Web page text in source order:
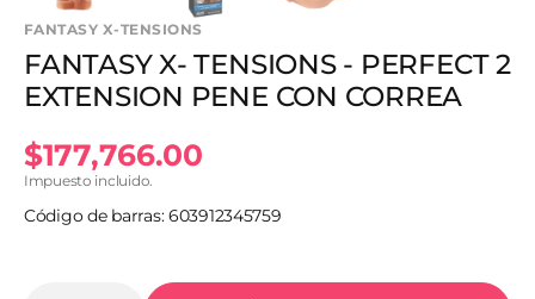
FANTASY X-TENSIONS
FANTASY X- TENSIONS - PERFECT 2
EXTENSION PENE CON CORREA
Precio
habitual
$177,766.00
Impuesto incluido.
Código de barras: 603912345759